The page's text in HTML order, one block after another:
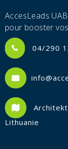
AccesLeads
pour booster
04/290
Lithuanie